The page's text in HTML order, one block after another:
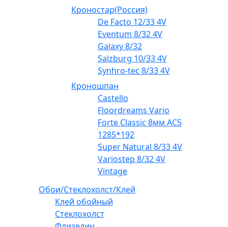
Кроностар(Россия)
De Facto 12/33 4V
Eventum 8/32 4V
Galaxy 8/32
Salzburg 10/33 4V
Synhro-tec 8/33 4V
Кроношпан
Castello
Floordreams Vario
Forte Classic 8мм AC5
1285*192
Super Natural 8/33 4V
Variostep 8/32 4V
Vintage
Обои/Стеклохолст/Клей
Клей обойный
Стеклохолст